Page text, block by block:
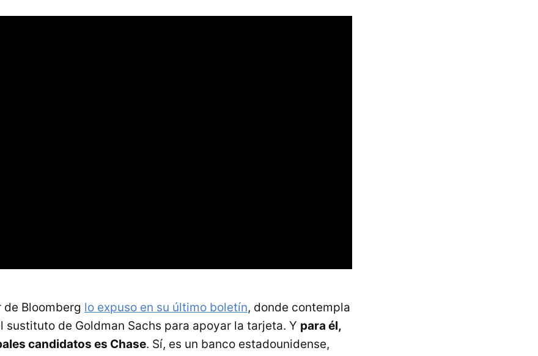
Bloomberg lo expuso en su último boletín, donde contempla
sustituto de Goldman Sachs para apoyar la tarjeta. Y para él,
candidatos es Chase. Sí, es un banco estadounidense,